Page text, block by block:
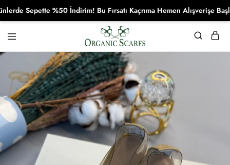
Organikscarf
Sepette %50 İndirim! Bu Fırsatı Kaçrıma Hemen Alışverişe Başla!